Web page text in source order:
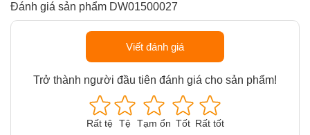
Đánh giá sản phẩm DW01500027
Viết đánh giá
Trở thành người đầu tiên đánh giá cho sản phẩm!
Rất tệ Tệ Tạm ổn Tốt Rất tốt